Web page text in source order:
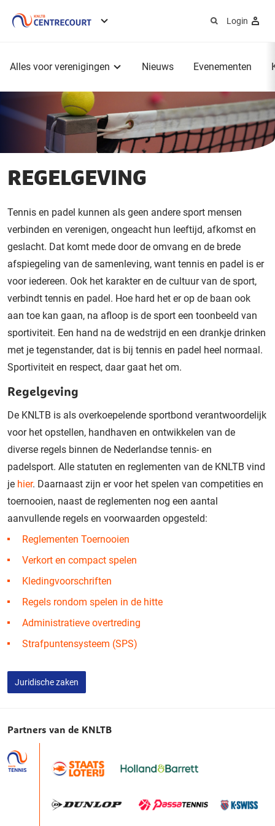
Login
Alles voor verenigingen Nieuws Evenementen
REGELGEVING
Tennis en padel kunnen als geen andere sport mensen
verbinden en verenigen, ongeacht hun leeftijd, afkomst en
geslacht. Dat komt mede door de omvang en de brede
afspiegeling van de samenleving, want tennis en padel is er
voor iedereen. Ook het karakter en de cultuur van de sport,
verbindt tennis en padel. Hoe hard het er op de baan ook
aan toe kan gaan, na afloop is de sport een toonbeeld van
sportiviteit. Een hand na de wedstrijd en een drankje drinken
met je tegenstander, dat is bij tennis en padel heel normaal.
Sportiviteit en respect, daar gaat het om.
Regelgeving
De KNLTB is als overkoepelende sportbond verantwoordelijk
voor het opstellen, handhaven en ontwikkelen van de
diverse regels binnen de Nederlandse tennis- en
padelsport. Alle statuten en reglementen van de KNLTB vind
je hier. Daarnaast zijn er voor het spelen van competities en
toernooien, naast de reglementen nog een aantal
aanvullende regels en voorwaarden opgesteld:
Reglementen Toernooien
Verkort en compact spelen
Kledingvoorschriften
Regels rondom spelen in de hitte
Administratieve overtreding
Strafpuntensysteem (SPS)
Juridische zaken
Partners van de KNLTB